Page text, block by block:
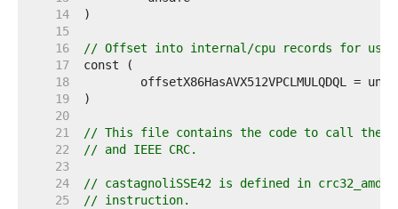
    14
    15
    16
// Offset into internal/cpu records for use
    17
    18
    19
    20
    21
// This file contains the code to call the
    22
// and IEEE CRC.
    23
    24
// castagnoliSSE42 is defined in
    25
// instruction.